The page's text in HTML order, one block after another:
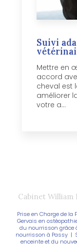
Suivi
Mettre en
accord
cheval est
améliorer
votre a...
Cabinet William
Prise en Charge de la
Gervais en
du nourrisson grâce
nourrisson à Passy|
enceinte et du